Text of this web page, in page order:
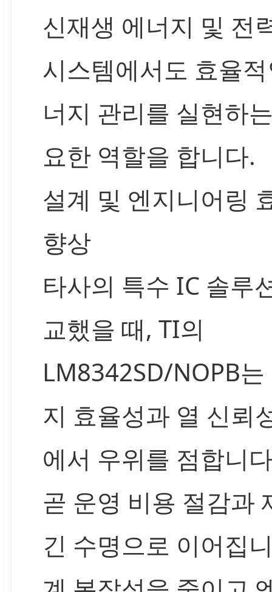
신재생 에너지 및 전
시스템에서도 효율
너지 관리를 실현하
요한 역할을 합니다.
설계 및 엔지니어링
향상
타사의 특수 IC 솔루
교했을 때, TI의
LM8342SD/NOPB는
지 효율성과 열 신뢰
에서 우위를 점합니
곧 운영 비용 절감과
긴 수명으로 이어집